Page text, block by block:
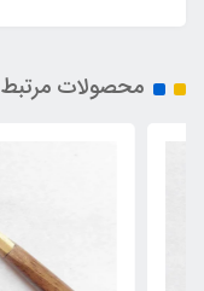
محصولات مرتبط